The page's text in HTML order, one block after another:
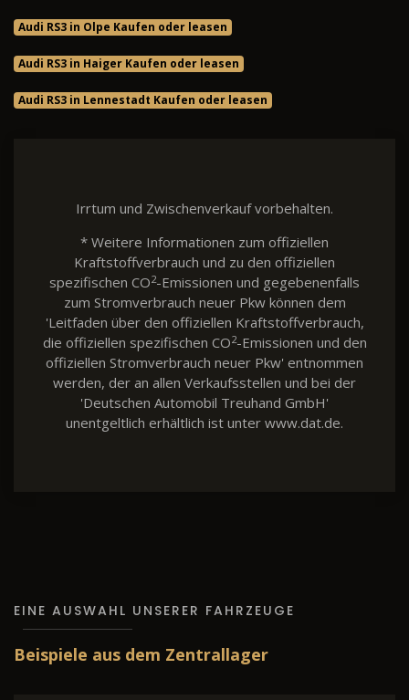
Audi RS3 in Olpe Kaufen oder leasen
Audi RS3 in Haiger Kaufen oder leasen
Audi RS3 in Lennestadt Kaufen oder leasen
Irrtum und Zwischenverkauf vorbehalten.
* Weitere Informationen zum offiziellen
Kraftstoffverbrauch und zu den offiziellen
spezifischen CO2-Emissionen und gegebenenfalls
zum Stromverbrauch neuer Pkw können dem
'Leitfaden über den offiziellen Kraftstoffverbrauch,
die offiziellen spezifischen CO2-Emissionen und den
offiziellen Stromverbrauch neuer Pkw' entnommen
werden, der an allen Verkaufsstellen und bei der
'Deutschen Automobil Treuhand GmbH'
unentgeltlich erhältlich ist unter www.dat.de.
EINE AUSWAHL UNSERER FAHRZEUGE
Beispiele aus dem Zentrallager